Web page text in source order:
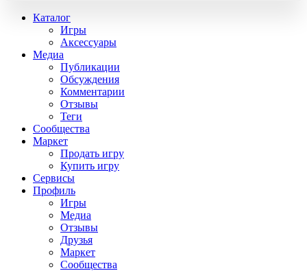
Каталог
Игры
Аксессуары
Медиа
Публикации
Обсуждения
Комментарии
Отзывы
Теги
Сообщества
Маркет
Продать игру
Купить игру
Сервисы
Профиль
Игры
Медиа
Отзывы
Друзья
Маркет
Сообщества